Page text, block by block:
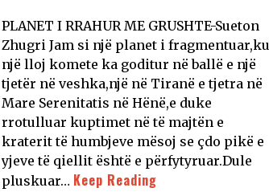
PLANET I RRAHUR ME GRUSHTE-Sueton
Zhugri Jam si një planet i fragmentuar,ku
një lloj komete ka goditur në ballë e një
tjetër në veshka,një në Tiranë e tjetra në
Mare Serenitatis në Hënë,e duke
rrotulluar kuptimet në të majtën e
kraterit të humbjeve mësoj se çdo pikë e
yjeve të qiellit është e përfytyruar.Dule
pluskuar… Keep Reading